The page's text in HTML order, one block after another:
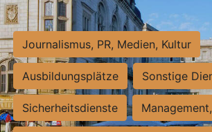
Journalismus, PR, Medien, Kultur
Ausbildungsplätze Sonstige
Sicherheitsdienste